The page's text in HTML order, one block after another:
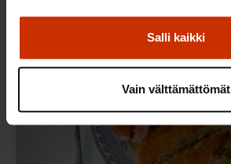
Salli kaikki
Vain välttämättömät
TERVE JA HYVÄ TYÖELÄMÄ